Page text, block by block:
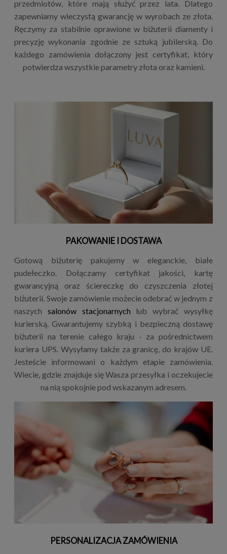
przedmiotów, które mają służyć przez lata. Dlatego
zapewniamy wieczystą gwarancję w wyrobach ze złota.
Ręczymy za stabilnie oprawione w biżuterii diamenty i
precyzję wykonania zgodnie ze sztuką jubilerską. Do
każdego zamówienia dołączony jest certyfikat, który
potwierdza wszystkie parametry złota oraz kamieni.
PAKOWANIE I DOSTAWA
Gotową biżuterię pakujemy w eleganckie, białe
pudełeczko. Dołączamy certyfikat jakości, kartę
gwarancyjną oraz ściereczkę do czyszczenia złotej
biżuterii. Swoje zamówienie możecie odebrać w jednym z
naszych salonów stacjonarnych lub wybrać wysyłkę
kurierską. Gwarantujemy szybką i bezpieczną dostawę
biżuterii na terenie całego kraju - za pośrednictwem
kuriera UPS. Wysyłamy także za granicę, do krajów UE.
Jesteście informowani o każdym etapie zamówienia.
Wiecie, gdzie znajduje się Wasza przesyłka i oczekujecie
na nią spokojnie pod wskazanym adresem.
PERSONALIZACJA ZAMÓWIENIA